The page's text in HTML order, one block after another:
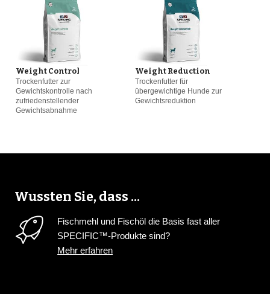
Weight Control
Trockenfutter zur
Gewichtskontrolle nach
zufriedenstellender
Gewichtsabnahme
Weight Reduction
Trockenfutter für
übergewichtige Hunde zur
Gewichtsreduktion
Wussten Sie, dass ...
Fischmehl und Fischöl die Basis fast aller
SPECIFIC™-Produkte sind?
Mehr erfahren